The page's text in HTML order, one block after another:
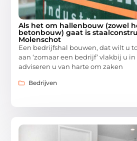
Als het om hallenbouw (zowel
betonbouw) gaat is
Molenschot
Een bedrijfshal bouwen, dat wilt u
aan ‘zomaar een bedrijf’ vlakbij u
adviseren u van harte om zaken
Bedrijven